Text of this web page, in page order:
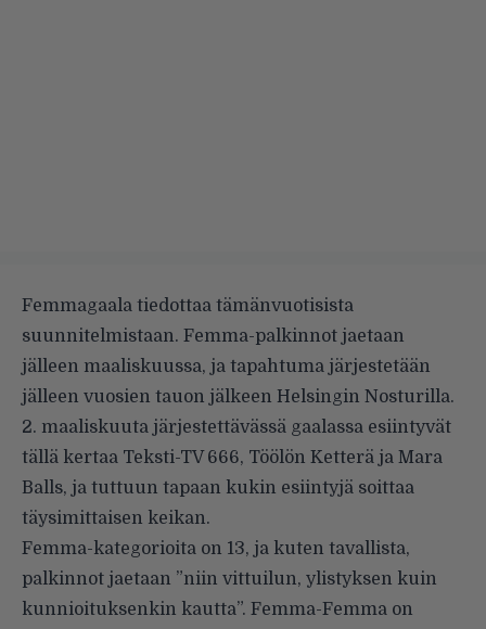
Femmagaala tiedottaa tämänvuotisista
suunnitelmistaan. Femma-palkinnot jaetaan
jälleen maaliskuussa, ja tapahtuma järjestetään
jälleen vuosien tauon jälkeen Helsingin Nosturilla.
2. maaliskuuta järjestettävässä gaalassa esiintyvät
tällä kertaa Teksti-TV 666, Töölön Ketterä ja Mara
Balls, ja tuttuun tapaan kukin esiintyjä soittaa
täysimittaisen keikan.
Femma-kategorioita on 13, ja kuten tavallista,
palkinnot jaetaan ”niin vittuilun, ylistyksen kuin
kunnioituksenkin kautta”. Femma-Femma on